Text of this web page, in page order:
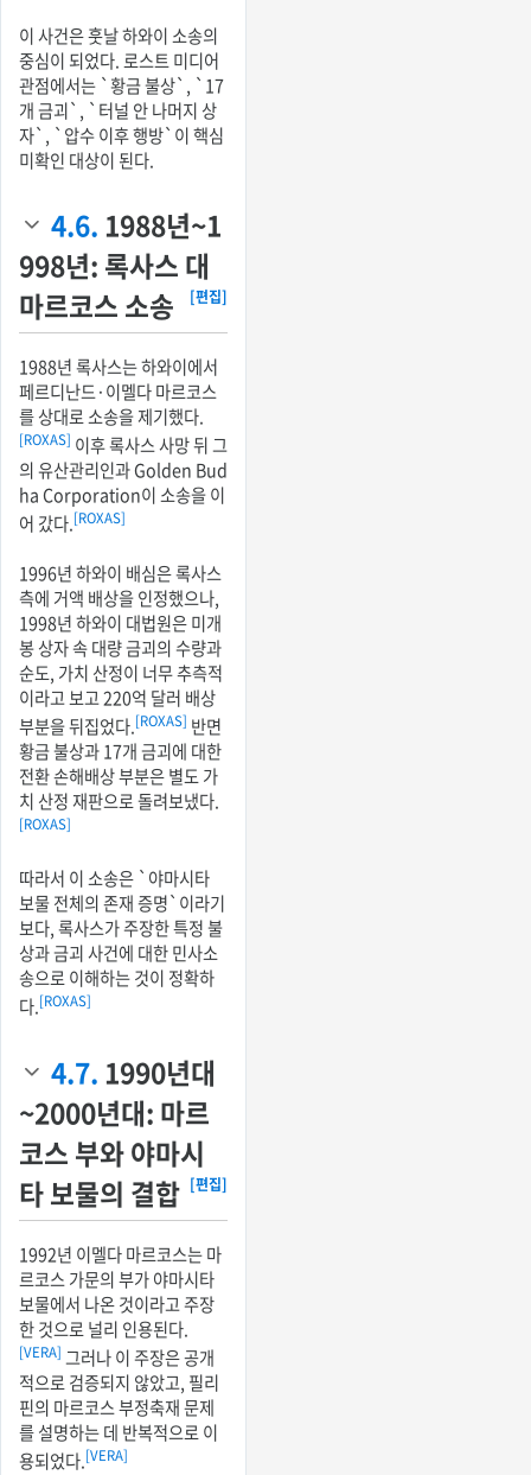
이 사건은 훗날 하와이 소송의
중심이 되었다. 로스트 미디어
관점에서는 `황금 불상`, `17
개 금괴`, `터널 안 나머지 상
자`, `압수 이후 행방`이 핵심
미확인 대상이 된다.
4.6. 1988년~1
998년: 록사스 대
마르코스 소송
[편집]
1988년 록사스는 하와이에서
페르디난드·이멜다 마르코스
를 상대로 소송을 제기했다.
[ROXAS] 이후 록사스 사망 뒤 그
의 유산관리인과 Golden Bud
ha Corporation이 소송을 이
어 갔다.[ROXAS]
1996년 하와이 배심은 록사스
측에 거액 배상을 인정했으나,
1998년 하와이 대법원은 미개
봉 상자 속 대량 금괴의 수량과
순도, 가치 산정이 너무 추측적
이라고 보고 220억 달러 배상
부분을 뒤집었다.[ROXAS] 반면
황금 불상과 17개 금괴에 대한
전환 손해배상 부분은 별도 가
치 산정 재판으로 돌려보냈다.
[ROXAS]
따라서 이 소송은 `야마시타
보물 전체의 존재 증명`이라기
보다, 록사스가 주장한 특정 불
상과 금괴 사건에 대한 민사소
송으로 이해하는 것이 정확하
다.[ROXAS]
4.7. 1990년대
~2000년대: 마르
코스 부와 야마시
타 보물의 결합 [편집]
1992년 이멜다 마르코스는 마
르코스 가문의 부가 야마시타
보물에서 나온 것이라고 주장
한 것으로 널리 인용된다.
[VERA] 그러나 이 주장은 공개
적으로 검증되지 않았고, 필리
핀의 마르코스 부정축재 문제
를 설명하는 데 반복적으로 이
용되었다.[VERA]